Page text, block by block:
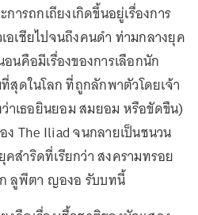
ารถกเถียงเกิดขึ้นอยู่เรื่องการ
เชียไปจนถึงคนดำ ท่ามกลางยุค
นคือมีเรื่องของการเลือกนัก
สุดในโลก ที่ถูกลักพาตัวโดยเจ้า
าเธอยินยอม สมยอม หรือขัดขืน)
ง The Iliad จนกลายเป็นชนวน
สำริดที่เรียกว่า สงครามทรอย
ลูพีตา ญองอ รับบทนี้